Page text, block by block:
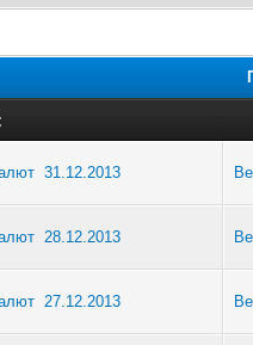
31.12.2013
28.12.2013
27.12.2013